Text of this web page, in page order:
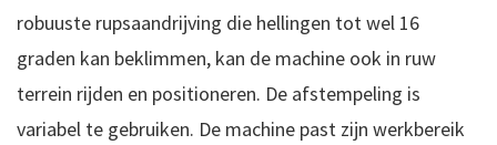
robuuste rupsaandrijving die hellingen tot wel 16
graden kan beklimmen, kan de machine ook in ruw
terrein rijden en positioneren. De afstempeling is
variabel te gebruiken. De machine past zijn werkbereik